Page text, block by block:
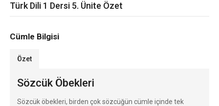
Türk Dili 1 Dersi 5. Ünite Özet
Cümle Bilgisi
Özet
Sözcük Öbekleri
Sözcük öbekleri, birden çok sözcüğün cümle içinde tek